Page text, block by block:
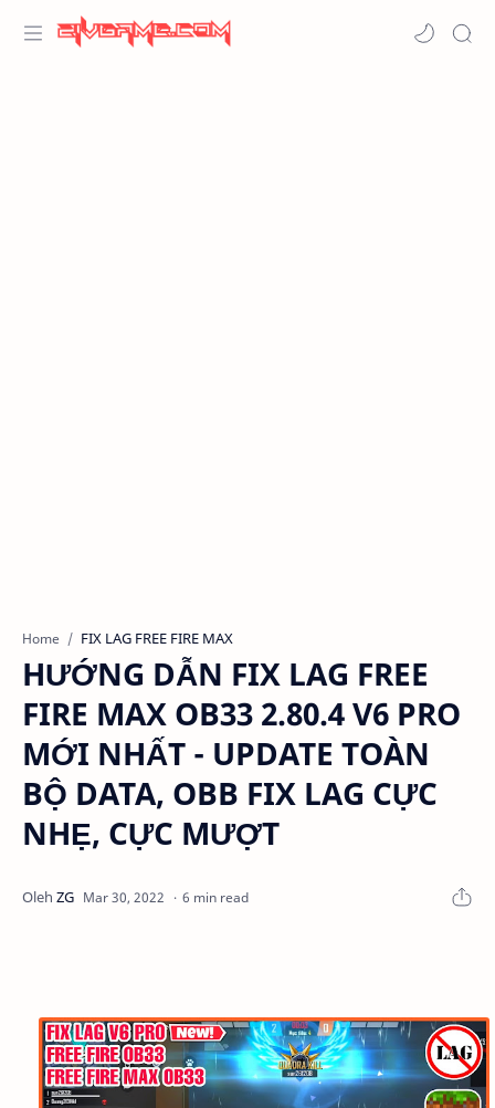
Home FIX LAG FREE FIRE MAX
HƯỚNG DẪN FIX LAG FREE
FIRE MAX OB33 2.80.4 V6 PRO
MỚI NHẤT - UPDATE TOÀN
BỘ DATA, OBB FIX LAG CỰC
NHẸ, CỰC MƯỢT
6 min read